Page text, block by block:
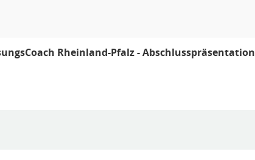
Rheinland-Pfalz - Abschlusspräsentation